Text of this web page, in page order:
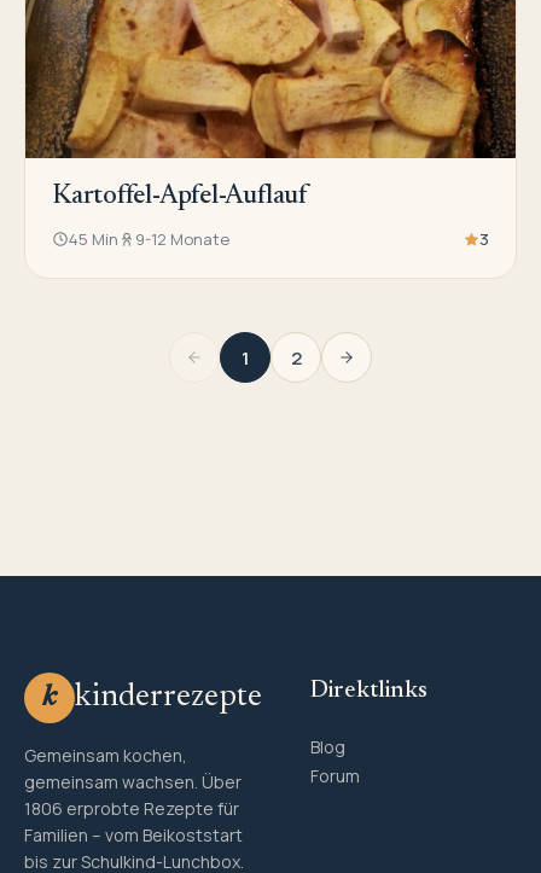
Kartoffel-Apfel-Auflauf
45 Min 9-12 Monate 3
1 2
k kinderrezepte
Gemeinsam kochen,
gemeinsam wachsen. Über
1806 erprobte Rezepte für
Familien – vom Beikoststart
bis zur Schulkind-Lunchbox.
Direktlinks
Blog
Forum